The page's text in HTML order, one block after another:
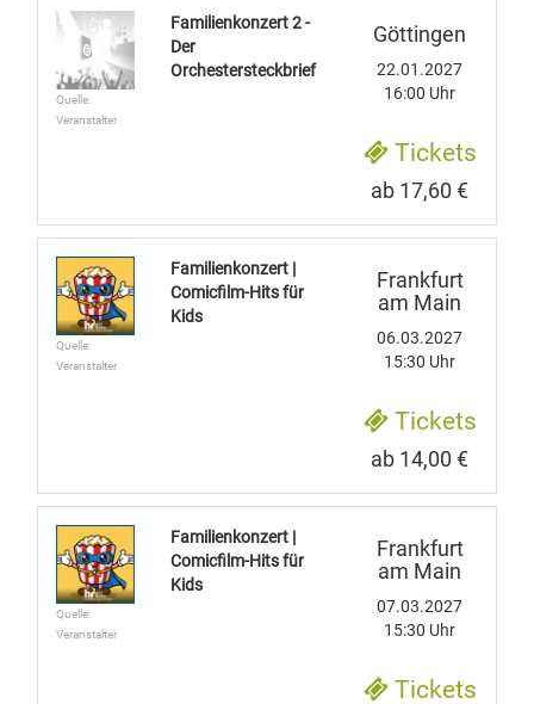
Quelle:
Veranstalter
Familienkonzert 2 -
Der
Orchestersteckbrief
Göttingen
22.01.2027
16:00 Uhr
Tickets
ab 17,60 €
Quelle:
Veranstalter
Familienkonzert |
Comicfilm-Hits für
Kids
Frankfurt
am Main
06.03.2027
15:30 Uhr
Tickets
ab 14,00 €
Quelle:
Veranstalter
Familienkonzert |
Comicfilm-Hits für
Kids
Frankfurt
am Main
07.03.2027
15:30 Uhr
Tickets